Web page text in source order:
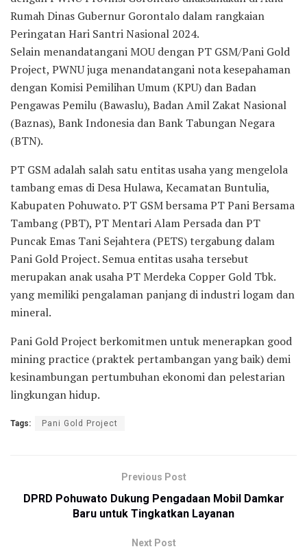
Rumah Dinas Gubernur Gorontalo dalam rangkaian
Peringatan Hari Santri Nasional 2024.
Selain menandatangani MOU dengan PT GSM/Pani Gold
Project, PWNU juga menandatangani nota kesepahaman
dengan Komisi Pemilihan Umum (KPU) dan Badan
Pengawas Pemilu (Bawaslu), Badan Amil Zakat Nasional
(Baznas), Bank Indonesia dan Bank Tabungan Negara
(BTN).
PT GSM adalah salah satu entitas usaha yang mengelola
tambang emas di Desa Hulawa, Kecamatan Buntulia,
Kabupaten Pohuwato. PT GSM bersama PT Pani Bersama
Tambang (PBT), PT Mentari Alam Persada dan PT
Puncak Emas Tani Sejahtera (PETS) tergabung dalam
Pani Gold Project. Semua entitas usaha tersebut
merupakan anak usaha PT Merdeka Copper Gold Tbk.
yang memiliki pengalaman panjang di industri logam dan
mineral.
Pani Gold Project berkomitmen untuk menerapkan good
mining practice (praktek pertambangan yang baik) demi
kesinambungan pertumbuhan ekonomi dan pelestarian
lingkungan hidup.
Tags: Pani Gold Project
Previous Post
DPRD Pohuwato Dukung Pengadaan Mobil Damkar
Baru untuk Tingkatkan Layanan
Next Post